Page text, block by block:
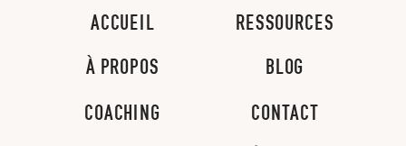
À PROPOS
COACHING
BLOG
CONTACT
ACCUEIL RESSOURCES